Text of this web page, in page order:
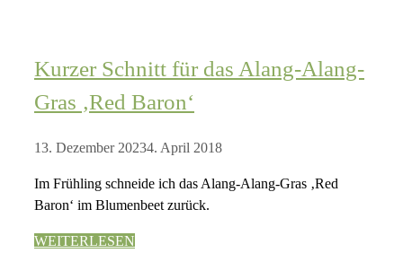
Kurzer Schnitt für das Alang-Alang-
Gras ‚Red Baron‘
13. Dezember 20234. April 2018
Im Frühling schneide ich das Alang-Alang-Gras ‚Red
Baron‘ im Blumenbeet zurück.
WEITERLESEN